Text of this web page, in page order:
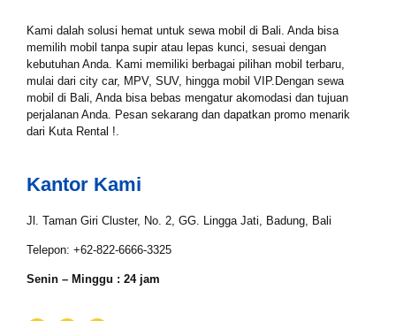
Kami dalah solusi hemat untuk sewa mobil di Bali. Anda bisa
memilih mobil tanpa supir atau lepas kunci, sesuai dengan
kebutuhan Anda. Kami memiliki berbagai pilihan mobil terbaru,
mulai dari city car, MPV, SUV, hingga mobil VIP.Dengan sewa
mobil di Bali, Anda bisa bebas mengatur akomodasi dan tujuan
perjalanan Anda. Pesan sekarang dan dapatkan promo menarik
dari Kuta Rental !.
Tgl Selesai*
Email*
WhatsApp*
Lokasi Pengiriman & Pengembalian
Kantor Kami
Jl. Taman Giri Cluster, No. 2, GG. Lingga Jati, Badung, Bali
Telepon: +62-822-6666-3325
Senin – Minggu : 24 jam